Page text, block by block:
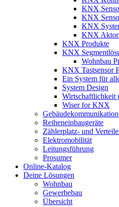
KNX
KNX
KNX
KNX
KNX Produkte
KNX
Wohnbau
KNX Tastsensor
Ein System für
System Design
Wirtschaftlichkeit
Wiser for KNX
Gebäudekommunikation
Reiheneinbaugeräte
Zählerplatz- und
Elektromobilität
Leitungsführung
Prosumer
Online-Katalog
Deine Lösungen
Wohnbau
Gewerbebau
Übersicht